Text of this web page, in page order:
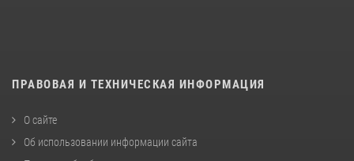
ПРАВОВАЯ И ТЕХНИЧЕСКАЯ ИНФОРМАЦИЯ
О сайте
Об использовании информации сайта